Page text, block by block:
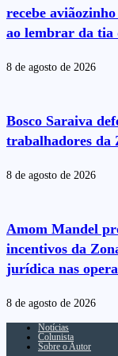
recebe
ao lembrar da tia
8 de agosto de 2026
Bosco Saraiva
trabalhadores da
8 de agosto de 2026
Amom Mandel
incentivos da
jurídica nas
8 de agosto de 2026
Notícias
Colunista
Sobre o Autor